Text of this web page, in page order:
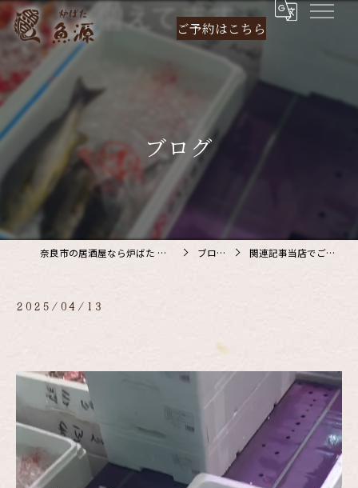
ご予約はこちら
ブログ
奈良市の居酒屋なら炉ばた 魚源 ブログ 関連記事当店でご利…
2025/04/13